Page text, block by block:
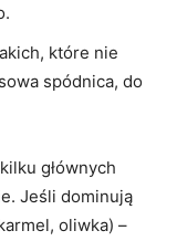
które nie
spódnica, do
głównych
Jeśli dominują
oliwka) –